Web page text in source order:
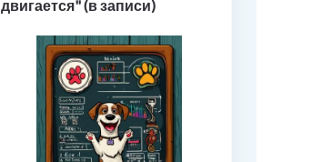
двигается" (в записи)